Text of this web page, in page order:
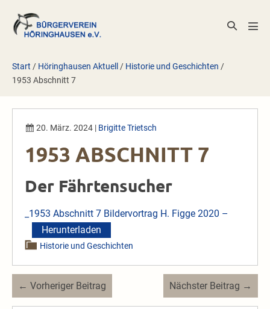
Inhalt
springen
Suche-
Start / Höringhausen Aktuell / Historie und Geschichten /
1953 Abschnitt 7
20. März. 2024 | Brigitte Trietsch
1953 ABSCHNITT 7
Der Fährtensucher
_1953 Abschnitt 7 Bildervortrag H. Figge 2020 –
Herunterladen
Historie und Geschichten
Beitragsnavigation
← Vorheriger Beitrag Nächster Beitrag →